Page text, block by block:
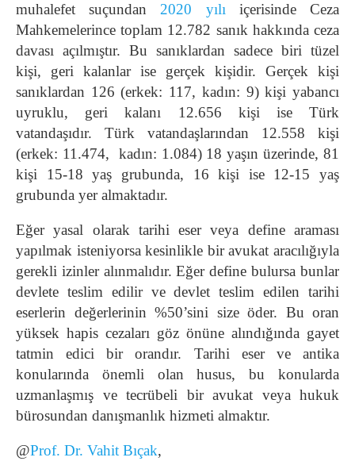
muhalefet suçundan 2020 yılı içerisinde Ceza
Mahkemelerince toplam 12.782 sanık hakkında ceza
davası açılmıştır. Bu sanıklardan sadece biri tüzel
kişi, geri kalanlar ise gerçek kişidir. Gerçek kişi
sanıklardan 126 (erkek: 117, kadın: 9) kişi yabancı
uyruklu, geri kalanı 12.656 kişi ise Türk
vatandaşıdır. Türk vatandaşlarından 12.558 kişi
(erkek: 11.474, kadın: 1.084) 18 yaşın üzerinde, 81
kişi 15-18 yaş grubunda, 16 kişi ise 12-15 yaş
grubunda yer almaktadır.
Eğer yasal olarak tarihi eser veya define araması
yapılmak isteniyorsa kesinlikle bir avukat aracılığıyla
gerekli izinler alınmalıdır. Eğer define bulursa bunlar
devlete teslim edilir ve devlet teslim edilen tarihi
eserlerin değerlerinin %50’sini size öder. Bu oran
yüksek hapis cezaları göz önüne alındığında gayet
tatmin edici bir orandır. Tarihi eser ve antika
konularında önemli olan husus, bu konularda
uzmanlaşmış ve tecrübeli bir avukat veya hukuk
bürosundan danışmanlık hizmeti almaktır.
@Prof. Dr. Vahit Bıçak,